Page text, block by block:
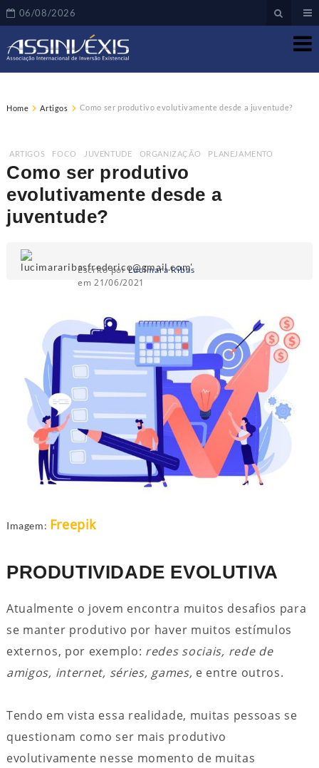
06/08/2026
Home Artigos Como ser produtivo evolutivamente desde a juventude?
ARTIGOS FOCO JUVENTUDE ORGANIZAÇÃO PLANEJAMENTO
Como ser produtivo
evolutivamente desde a
juventude?
Escrito porLucimara Ribas
em 21/06/2021
Imagem: Freepik
PRODUTIVIDADE EVOLUTIVA
Atualmente o jovem encontra muitos desafios para
se manter produtivo por haver muitos estímulos
externos, por exemplo: redes sociais, rede de
amigos, internet, séries, games, e entre outros.
Tendo em vista essa realidade, muitas pessoas se
questionam como ser mais produtivo
evolutivamente nesse momento de muitas